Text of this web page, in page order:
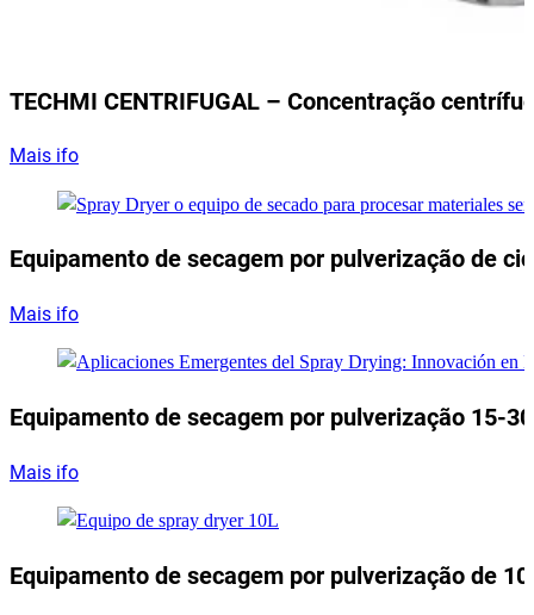
TECHMI CENTRIFUGAL – Concentração
Mais ifo
Equipamento de secagem por pulverização de
Mais ifo
Equipamento de secagem por pulverização 15-
Mais ifo
Equipamento de secagem por pulverização de